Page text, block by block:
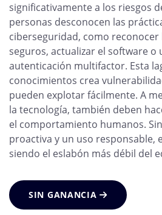
significativamente a los riesgos
personas desconocen las
ciberseguridad, como reconocer
seguros, actualizar el software o
autenticación multifactor. Esta
conocimientos crea
pueden explotar fácilmente. A
la tecnología, también deben
el comportamiento humanos.
proactiva y un uso responsable,
siendo el eslabón más débil del
SIN GANANCIA